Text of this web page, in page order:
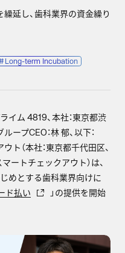
延し、歯科業界の資金繰り
Long-term Incubation
イム 4819、本社：東京都渋
ープCEO：林 郁、以下：
ト（本社：東京都千代田区、
ートチェックアウト）は、
じめとする歯科業界向けに
ド払い
」の提供を開始